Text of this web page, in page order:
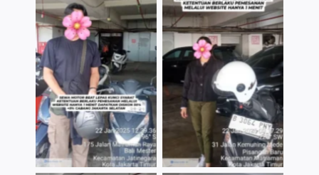
TNo Caption TNo Caption